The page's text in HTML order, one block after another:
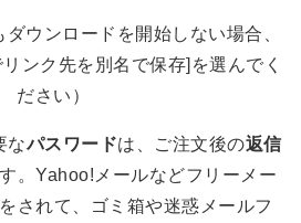
ダウンロードを開始しない場合、
ンク先を別名で保存]を選んでく
ださい）
なパスワードは、ご注文後の返信
。Yahoo!メールなどフリーメー
されて、ゴミ箱や迷惑メールフ